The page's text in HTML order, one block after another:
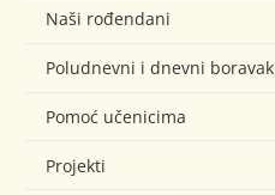
Naši rođendani
Poludnevni i dnevni boravak
Pomoć učenicima
Projekti